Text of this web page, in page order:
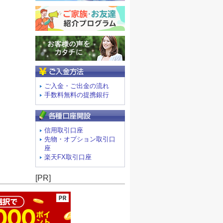
ご入金・ご出金の流れ
手数料無料の提携銀行
信用取引口座
先物・オプション取引口
座
楽天FX取引口座
[PR]